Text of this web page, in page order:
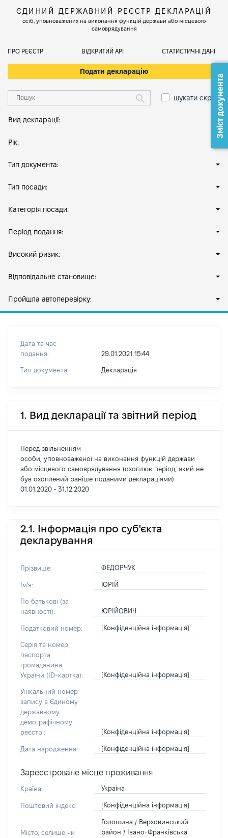
ЄДИНИЙ ДЕРЖАВНИЙ РЕЄСТР ДЕКЛАРАЦІЙ
осіб, уповноважених на виконання функцій держави або місцевого
самоврядування
ПРО РЕЄСТР ВІДКРИТИЙ АРІ СТАТИСТИЧНІ ДАНІ
Подати декларацію
шукати скрізь
Вид декларації:
Рік:
Тип документа:
Тип посади:
Категорія посади:
Період подання:
Високий ризик:
Відповідальне становище:
Пройшла автоперевірку:
Дата та час
подання:
29.01.2021 15:44
Тип документа: Декларація
1. Вид декларації та звітний період
Перед звільненням
особи, уповноваженої на виконання функцій держави
або місцевого самоврядування (охоплює період, який не
був охоплений раніше поданими деклараціями)
01.01.2020 - 31.12.2020
2.1. Інформація про суб'єкта
декларування
Прізвище: ФЕДОРЧУК
Ім'я: ЮРІЙ
По батькові (за
наявності):
ЮРІЙОВИЧ
Податковий номер: [Конфіденційна інформація]
Серія та номер
паспорта
громадянина
України (ID-картка):
[Конфіденційна інформація]
Унікальний номер
запису в Єдиному
державному
демографічному
реєстрі:
[Конфіденційна інформація]
Дата народження: [Конфіденційна інформація]
Зареєстроване місце проживання
Країна: Україна
Поштовий індекс: [Конфіденційна інформація]
Місто, селище чи
Голошина / Верховинський
район / Івано-Франківська
Зміст документа